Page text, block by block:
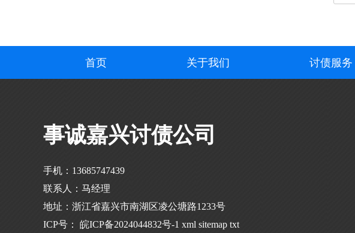
首页 关于我们 讨债服务
事诚嘉兴讨债公司
手机：13685747439
联系人：马经理
地址：浙江省嘉兴市南湖区凌公塘路1233号
ICP号：
皖ICP备2024044832号-1 xml sitemap txt